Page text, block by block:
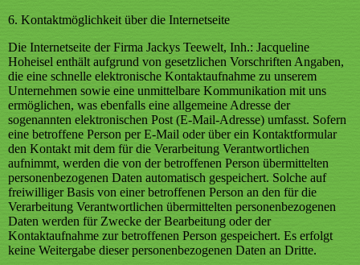
6. Kontaktmöglichkeit über die Internetseite
Die Internetseite der Firma Jackys Teewelt, Inh.: Jacqueline
Hoheisel enthält aufgrund von gesetzlichen Vorschriften Angaben,
die eine schnelle elektronische Kontaktaufnahme zu unserem
Unternehmen sowie eine unmittelbare Kommunikation mit uns
ermöglichen, was ebenfalls eine allgemeine Adresse der
sogenannten elektronischen Post (E-Mail-Adresse) umfasst. Sofern
eine betroffene Person per E-Mail oder über ein Kontaktformular
den Kontakt mit dem für die Verarbeitung Verantwortlichen
aufnimmt, werden die von der betroffenen Person übermittelten
personenbezogenen Daten automatisch gespeichert. Solche auf
freiwilliger Basis von einer betroffenen Person an den für die
Verarbeitung Verantwortlichen übermittelten personenbezogenen
Daten werden für Zwecke der Bearbeitung oder der
Kontaktaufnahme zur betroffenen Person gespeichert. Es erfolgt
keine Weitergabe dieser personenbezogenen Daten an Dritte.